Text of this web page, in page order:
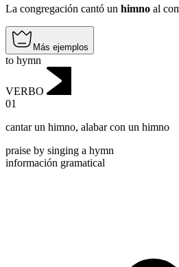
La congregación cantó un himno al
Más ejemplos
to hymn
VERBO
01
cantar un himno, alabar con un himno
praise by singing a hymn
información gramatical